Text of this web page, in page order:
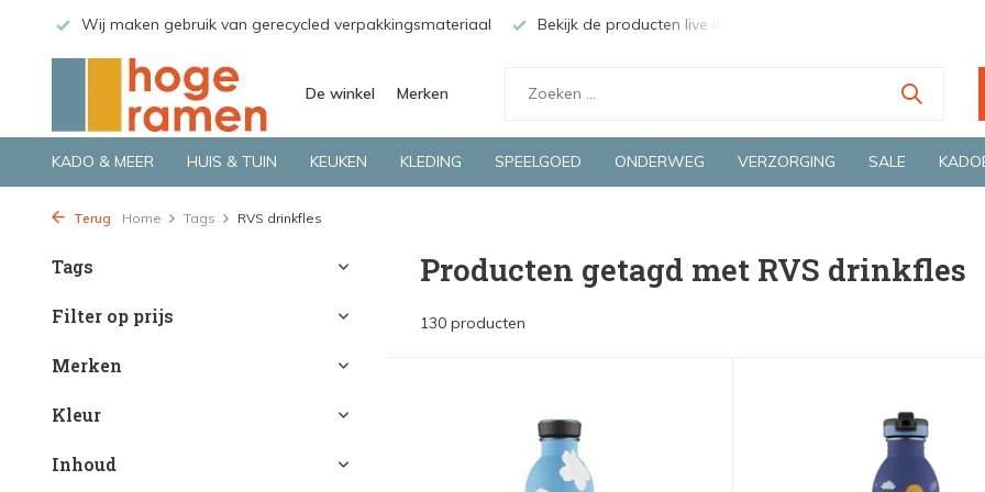
Wij maken gebruik van gerecycled verpakkingsmateriaal Bekijk de producten live in onze winkel in Deventer
De winkel Merken
KADO & MEER HUIS & TUIN KEUKEN KLEDING SPEELGOED ONDERWEG VERZORGING SALE
Terug Home Tags RVS drinkfles
Tags
Filter op prijs
Merken
Kleur
Inhoud
Producten getagd met RVS drinkfles
130 producten